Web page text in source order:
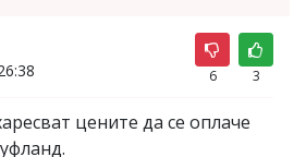
6 3
цените да се оплаче